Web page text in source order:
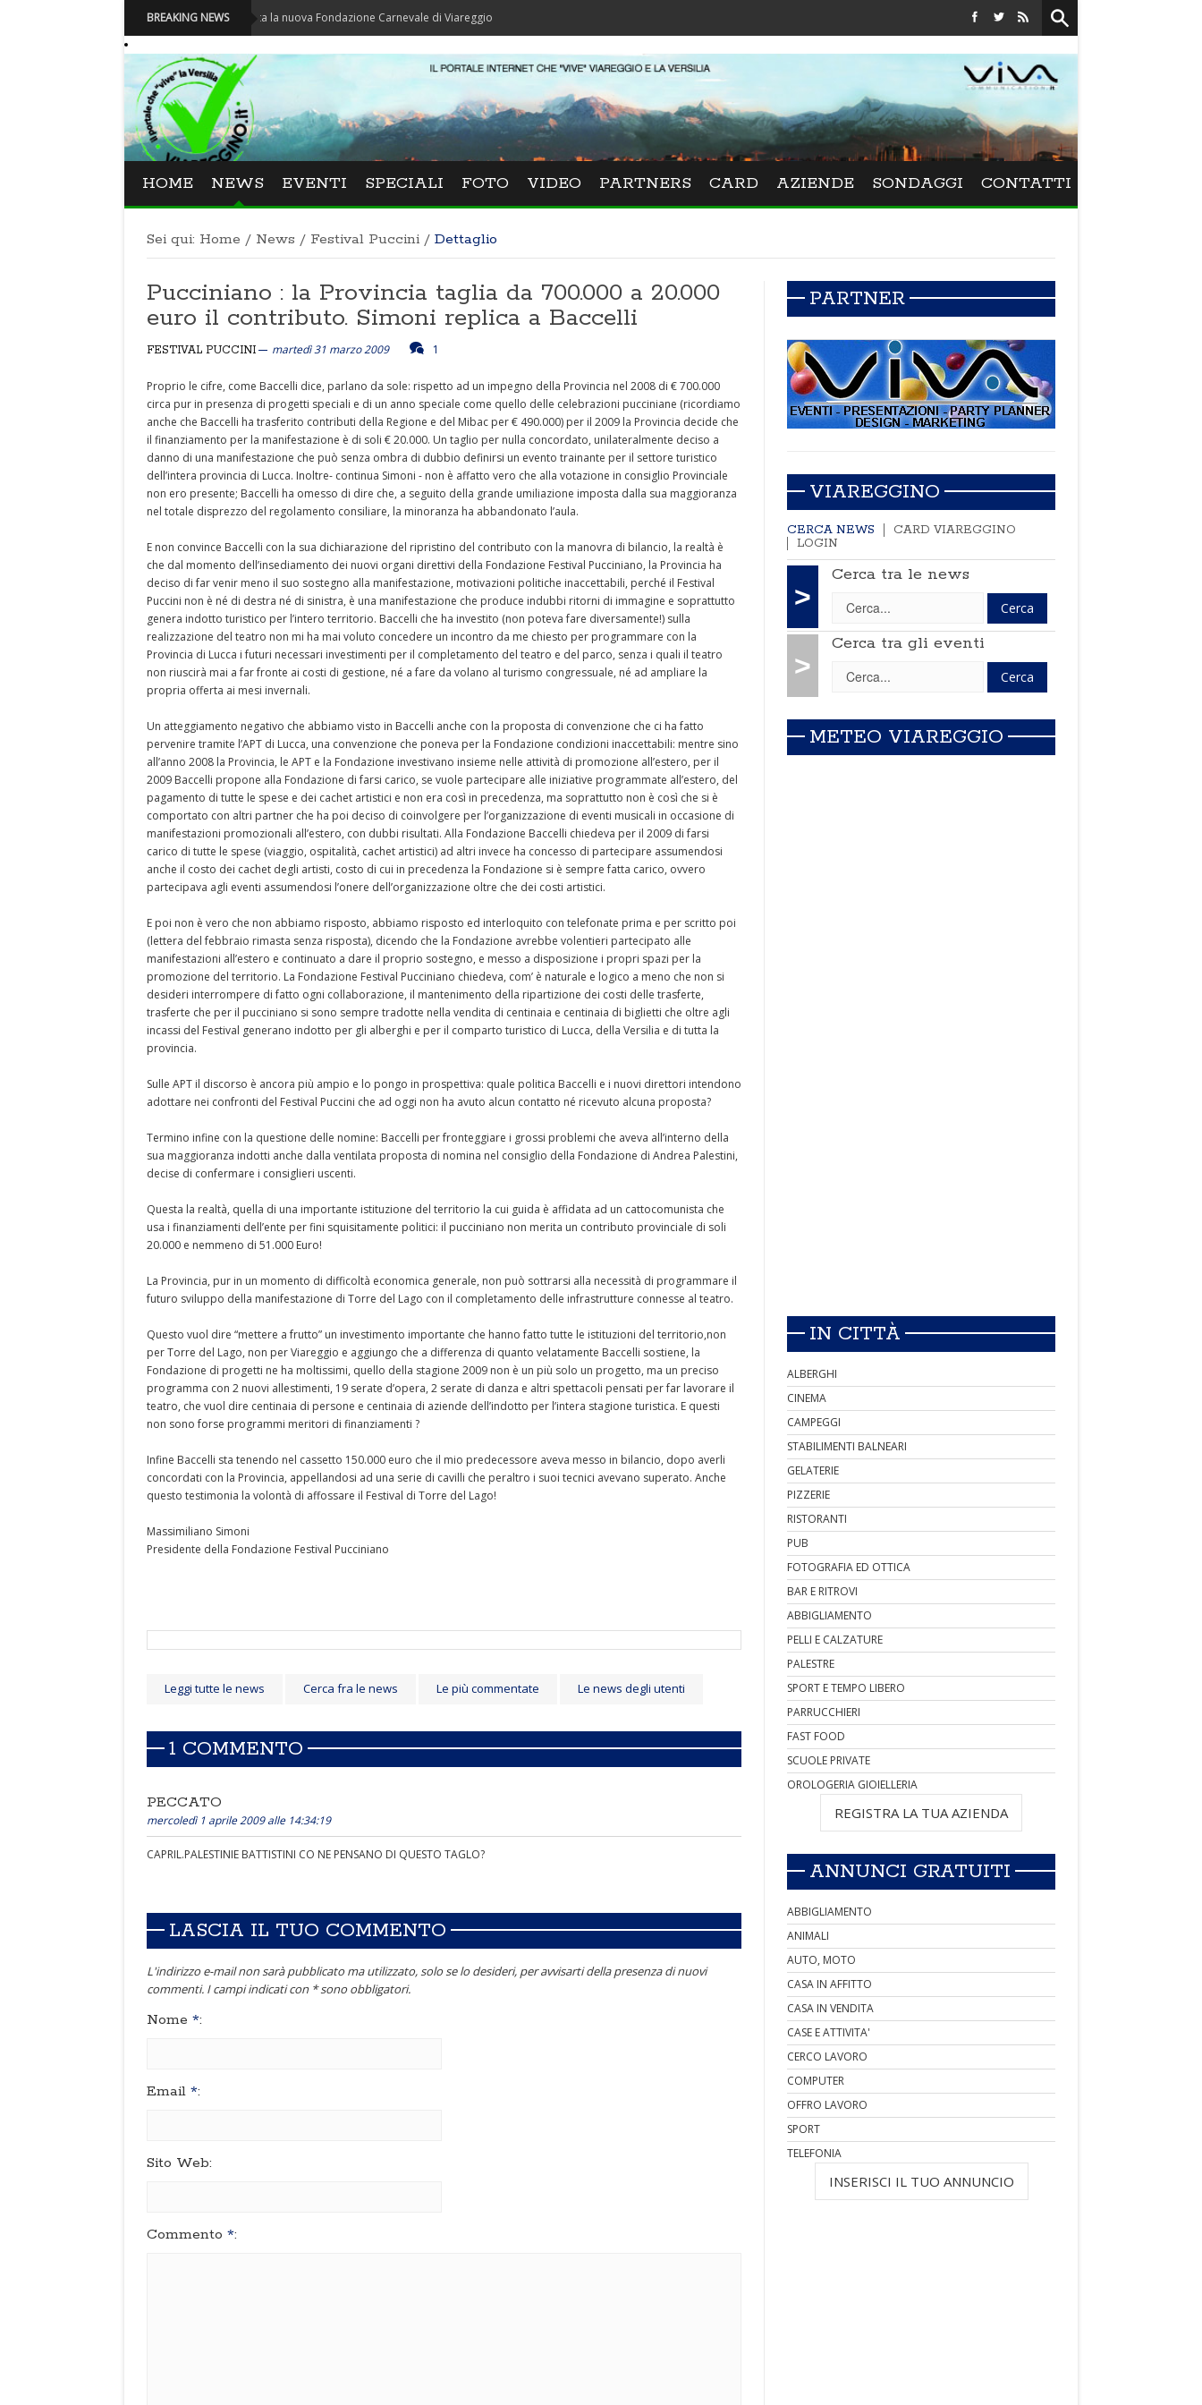
BREAKING NEWS
Carnevale - Nominata la nuova Fondazione Carnevale di Viareggio Festival La Versiliana - La direttrice lucchese Beatrice
HOME NEWS EVENTI SPECIALI FOTO VIDEO PARTNERS CARD AZIENDE SONDAGGI CONTATTI
Sei qui: Home / News / Festival Puccini / Dettaglio
Pucciniano : la Provincia taglia da 700.000 a 20.000
euro il contributo. Simoni replica a Baccelli
FESTIVAL PUCCINI martedì 31 marzo 2009 1
Proprio le cifre, come Baccelli dice, parlano da sole: rispetto ad un impegno della Provincia nel 2008 di € 700.000
circa pur in presenza di progetti speciali e di un anno speciale come quello delle celebrazioni pucciniane (ricordiamo
anche che Baccelli ha trasferito contributi della Regione e del Mibac per € 490.000) per il 2009 la Provincia decide che
il finanziamento per la manifestazione è di soli € 20.000. Un taglio per nulla concordato, unilateralmente deciso a
danno di una manifestazione che può senza ombra di dubbio definirsi un evento trainante per il settore turistico
dell’intera provincia di Lucca. Inoltre- continua Simoni - non è affatto vero che alla votazione in consiglio Provinciale
non ero presente; Baccelli ha omesso di dire che, a seguito della grande umiliazione imposta dalla sua maggioranza
nel totale disprezzo del regolamento consiliare, la minoranza ha abbandonato l’aula.
E non convince Baccelli con la sua dichiarazione del ripristino del contributo con la manovra di bilancio, la realtà è
che dal momento dell’insediamento dei nuovi organi direttivi della Fondazione Festival Pucciniano, la Provincia ha
deciso di far venir meno il suo sostegno alla manifestazione, motivazioni politiche inaccettabili, perché il Festival
Puccini non è né di destra né di sinistra, è una manifestazione che produce indubbi ritorni di immagine e soprattutto
genera indotto turistico per l’intero territorio. Baccelli che ha investito (non poteva fare diversamente!) sulla
realizzazione del teatro non mi ha mai voluto concedere un incontro da me chiesto per programmare con la
Provincia di Lucca i futuri necessari investimenti per il completamento del teatro e del parco, senza i quali il teatro
non riuscirà mai a far fronte ai costi di gestione, né a fare da volano al turismo congressuale, né ad ampliare la
propria offerta ai mesi invernali.
Un atteggiamento negativo che abbiamo visto in Baccelli anche con la proposta di convenzione che ci ha fatto
pervenire tramite l’APT di Lucca, una convenzione che poneva per la Fondazione condizioni inaccettabili: mentre sino
all’anno 2008 la Provincia, le APT e la Fondazione investivano insieme nelle attività di promozione all’estero, per il
2009 Baccelli propone alla Fondazione di farsi carico, se vuole partecipare alle iniziative programmate all’estero, del
pagamento di tutte le spese e dei cachet artistici e non era così in precedenza, ma soprattutto non è così che si è
comportato con altri partner che ha poi deciso di coinvolgere per l’organizzazione di eventi musicali in occasione di
manifestazioni promozionali all’estero, con dubbi risultati. Alla Fondazione Baccelli chiedeva per il 2009 di farsi
carico di tutte le spese (viaggio, ospitalità, cachet artistici) ad altri invece ha concesso di partecipare assumendosi
anche il costo dei cachet degli artisti, costo di cui in precedenza la Fondazione si è sempre fatta carico, ovvero
partecipava agli eventi assumendosi l’onere dell’organizzazione oltre che dei costi artistici.
E poi non è vero che non abbiamo risposto, abbiamo risposto ed interloquito con telefonate prima e per scritto poi
(lettera del febbraio rimasta senza risposta), dicendo che la Fondazione avrebbe volentieri partecipato alle
manifestazioni all’estero e continuato a dare il proprio sostegno, e messo a disposizione i propri spazi per la
promozione del territorio. La Fondazione Festival Pucciniano chiedeva, com’ è naturale e logico a meno che non si
desideri interrompere di fatto ogni collaborazione, il mantenimento della ripartizione dei costi delle trasferte,
trasferte che per il pucciniano si sono sempre tradotte nella vendita di centinaia e centinaia di biglietti che oltre agli
incassi del Festival generano indotto per gli alberghi e per il comparto turistico di Lucca, della Versilia e di tutta la
provincia.
Sulle APT il discorso è ancora più ampio e lo pongo in prospettiva: quale politica Baccelli e i nuovi direttori intendono
adottare nei confronti del Festival Puccini che ad oggi non ha avuto alcun contatto né ricevuto alcuna proposta?
Termino infine con la questione delle nomine: Baccelli per fronteggiare i grossi problemi che aveva all’interno della
sua maggioranza indotti anche dalla ventilata proposta di nomina nel consiglio della Fondazione di Andrea Palestini,
decise di confermare i consiglieri uscenti.
Questa la realtà, quella di una importante istituzione del territorio la cui guida è affidata ad un cattocomunista che
usa i finanziamenti dell’ente per fini squisitamente politici: il pucciniano non merita un contributo provinciale di soli
20.000 e nemmeno di 51.000 Euro!
La Provincia, pur in un momento di difficoltà economica generale, non può sottrarsi alla necessità di programmare il
futuro sviluppo della manifestazione di Torre del Lago con il completamento delle infrastrutture connesse al teatro.
Questo vuol dire “mettere a frutto” un investimento importante che hanno fatto tutte le istituzioni del territorio,non
per Torre del Lago, non per Viareggio e aggiungo che a differenza di quanto velatamente Baccelli sostiene, la
Fondazione di progetti ne ha moltissimi, quello della stagione 2009 non è un più solo un progetto, ma un preciso
programma con 2 nuovi allestimenti, 19 serate d’opera, 2 serate di danza e altri spettacoli pensati per far lavorare il
teatro, che vuol dire centinaia di persone e centinaia di aziende dell’indotto per l’intera stagione turistica. E questi
non sono forse programmi meritori di finanziamenti ?
Infine Baccelli sta tenendo nel cassetto 150.000 euro che il mio predecessore aveva messo in bilancio, dopo averli
concordati con la Provincia, appellandosi ad una serie di cavilli che peraltro i suoi tecnici avevano superato. Anche
questo testimonia la volontà di affossare il Festival di Torre del Lago!
Massimiliano Simoni
Presidente della Fondazione Festival Pucciniano
Leggi tutte le news Cerca fra le news Le più commentate Le news degli utenti
1 COMMENTO
PECCATO
mercoledì 1 aprile 2009 alle 14:34:19
CAPRIL.PALESTINIE BATTISTINI CO NE PENSANO DI QUESTO TAGLO?
LASCIA IL TUO COMMENTO
L'indirizzo e-mail non sarà pubblicato ma utilizzato, solo se lo desideri, per avvisarti della presenza di nuovi
commenti. I campi indicati con * sono obbligatori.
Nome *:
Email *:
Sito Web:
Commento *:
PARTNER
VIAREGGINO
CERCA NEWS
CARD VIAREGGINO
LOGIN
>
Cerca tra le news
>
Cerca tra gli eventi
METEO VIAREGGIO
IN CITTÀ
ALBERGHI
CINEMA
CAMPEGGI
STABILIMENTI BALNEARI
GELATERIE
PIZZERIE
RISTORANTI
PUB
FOTOGRAFIA ED OTTICA
BAR E RITROVI
ABBIGLIAMENTO
PELLI E CALZATURE
PALESTRE
SPORT E TEMPO LIBERO
PARRUCCHIERI
FAST FOOD
SCUOLE PRIVATE
OROLOGERIA GIOIELLERIA
REGISTRA LA TUA AZIENDA
ANNUNCI GRATUITI
ABBIGLIAMENTO
ANIMALI
AUTO, MOTO
CASA IN AFFITTO
CASA IN VENDITA
CASE E ATTIVITA'
CERCO LAVORO
COMPUTER
OFFRO LAVORO
SPORT
TELEFONIA
INSERISCI IL TUO ANNUNCIO